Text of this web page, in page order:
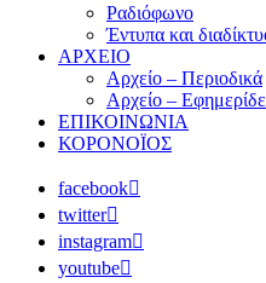
Ραδιόφωνο
Έντυπα και
ΑΡΧΕΙΟ
Αρχείο – Περιοδικά
Αρχείο –
ΕΠΙΚΟΙΝΩΝΙΑ
ΚΟΡΟΝΟΪΟΣ
facebook
twitter
instagram
youtube